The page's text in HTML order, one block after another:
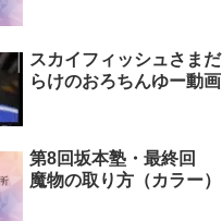
スカイフィッシュさまだ
らけのおろちんゆー動画
第8回坂本塾・最終回
魔物の取り方（カラー）